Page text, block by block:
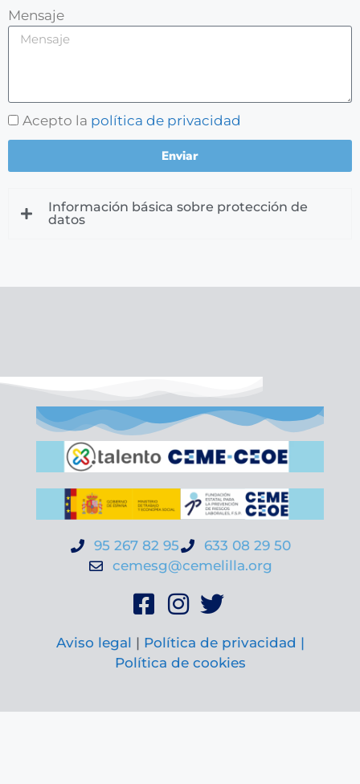
Mensaje
Acepto la política de privacidad
Enviar
Información básica sobre protección de
datos
95 267 82 95
633 08 29 50
cemesg@cemelilla.org
Aviso legal | Política de privacidad |
Política de cookies